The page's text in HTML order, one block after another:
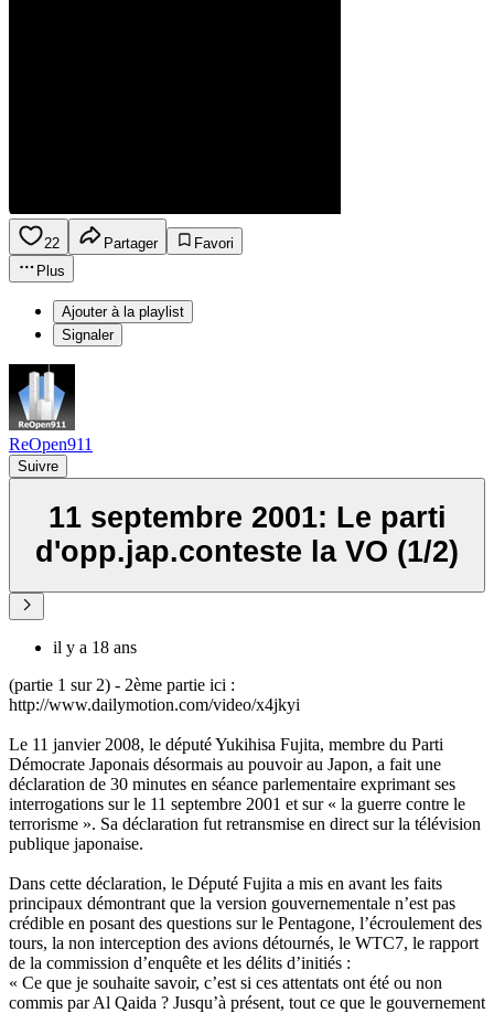
22 Partager
Favori
Plus
Ajouter à la playlist
Signaler
ReOpen911
Suivre
11 septembre 2001: Le parti
d'opp.jap.conteste la VO (1/2)
il y a 18 ans
(partie 1 sur 2) - 2ème partie ici :
http://www.dailymotion.com/video/x4jkyi
Le 11 janvier 2008, le député Yukihisa Fujita, membre du Parti
Démocrate Japonais désormais au pouvoir au Japon, a fait une
déclaration de 30 minutes en séance parlementaire exprimant ses
interrogations sur le 11 septembre 2001 et sur « la guerre contre le
terrorisme ». Sa déclaration fut retransmise en direct sur la télévision
publique japonaise.
Dans cette déclaration, le Député Fujita a mis en avant les faits
principaux démontrant que la version gouvernementale n’est pas
crédible en posant des questions sur le Pentagone, l’écroulement des
tours, la non interception des avions détournés, le WTC7, le rapport
de la commission d’enquête et les délits d’initiés :
« Ce que je souhaite savoir, c’est si ces attentats ont été ou non
commis par Al Qaida ? Jusqu’à présent, tout ce que le gouvernement